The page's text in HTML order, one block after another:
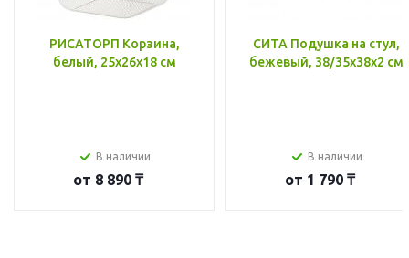
РИСАТОРП Корзина,
белый, 25x26x18 см
В наличии
от 8 890 ₸
СИТА Подушка на стул,
бежевый, 38/35x38x2 см
В наличии
от 1 790 ₸